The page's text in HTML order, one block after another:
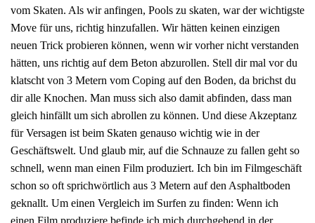
vom Skaten. Als wir anfingen, Pools zu skaten, war der wichtigste
Move für uns, richtig hinzufallen. Wir hätten keinen einzigen
neuen Trick probieren können, wenn wir vorher nicht verstanden
hätten, uns richtig auf dem Beton abzurollen. Stell dir mal vor du
klatscht von 3 Metern vom Coping auf den Boden, da brichst du
dir alle Knochen. Man muss sich also damit abfinden, dass man
gleich hinfällt um sich abrollen zu können. Und diese Akzeptanz
für Versagen ist beim Skaten genauso wichtig wie in der
Geschäftswelt. Und glaub mir, auf die Schnauze zu fallen geht so
schnell, wenn man einen Film produziert. Ich bin im Filmgeschäft
schon so oft sprichwörtlich aus 3 Metern auf den Asphaltboden
geknallt. Um einen Vergleich im Surfen zu finden: Wenn ich